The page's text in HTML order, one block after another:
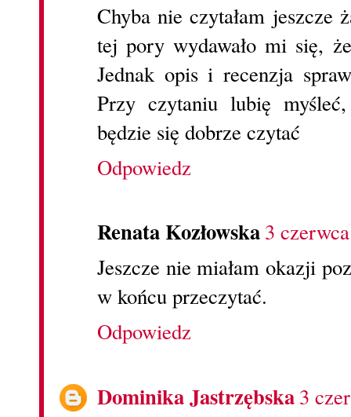
Chyba nie czytałam jeszcze
tej pory wydawało mi się,
Jednak opis i recenzja
Przy czytaniu lubię
będzie się dobrze czytać
Odpowiedz
Renata Kozłowska3
Jeszcze nie miałam okazji
w końcu przeczytać.
Odpowiedz
Dominika Jastrzębska3